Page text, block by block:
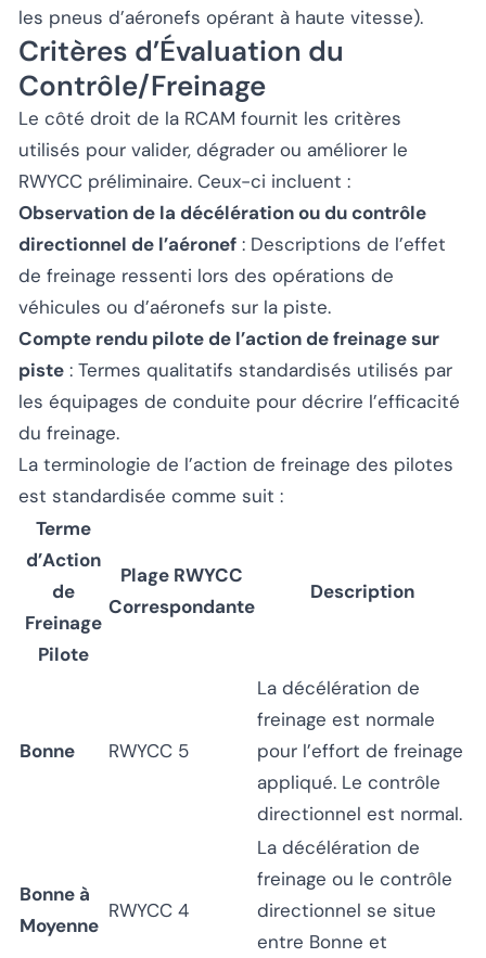
les pneus d’aéronefs opérant à haute vitesse).
Critères d’Évaluation du
Contrôle/Freinage
Le côté droit de la RCAM fournit les critères
utilisés pour valider, dégrader ou améliorer le
RWYCC préliminaire. Ceux-ci incluent :
Observation de la décélération ou du contrôle
directionnel de l’aéronef : Descriptions de l’effet
de freinage ressenti lors des opérations de
véhicules ou d’aéronefs sur la piste.
Compte rendu pilote de l’action de freinage sur
piste : Termes qualitatifs standardisés utilisés par
les équipages de conduite pour décrire l’efficacité
du freinage.
La terminologie de l’action de freinage des pilotes
est standardisée comme suit :
Terme
d’Action
de
Freinage
Pilote
Plage RWYCC
Correspondante
Description
Bonne RWYCC 5
La décélération de
freinage est normale
pour l’effort de freinage
appliqué. Le contrôle
directionnel est normal.
Bonne à
Moyenne
RWYCC 4
La décélération de
freinage ou le contrôle
directionnel se situe
entre Bonne et